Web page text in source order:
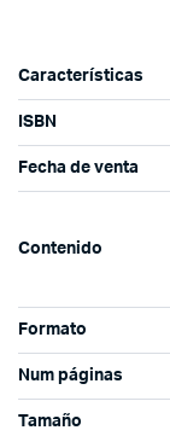
Características
ISBN
Fecha de venta
Contenido
Formato
Num páginas
Tamaño